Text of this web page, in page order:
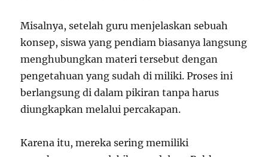
Misalnya, setelah guru menjelaskan sebuah
konsep, siswa yang pendiam biasanya langsung
menghubungkan materi tersebut dengan
pengetahuan yang sudah di miliki. Proses ini
berlangsung di dalam pikiran tanpa harus
diungkapkan melalui percakapan.
Karena itu, mereka sering memiliki